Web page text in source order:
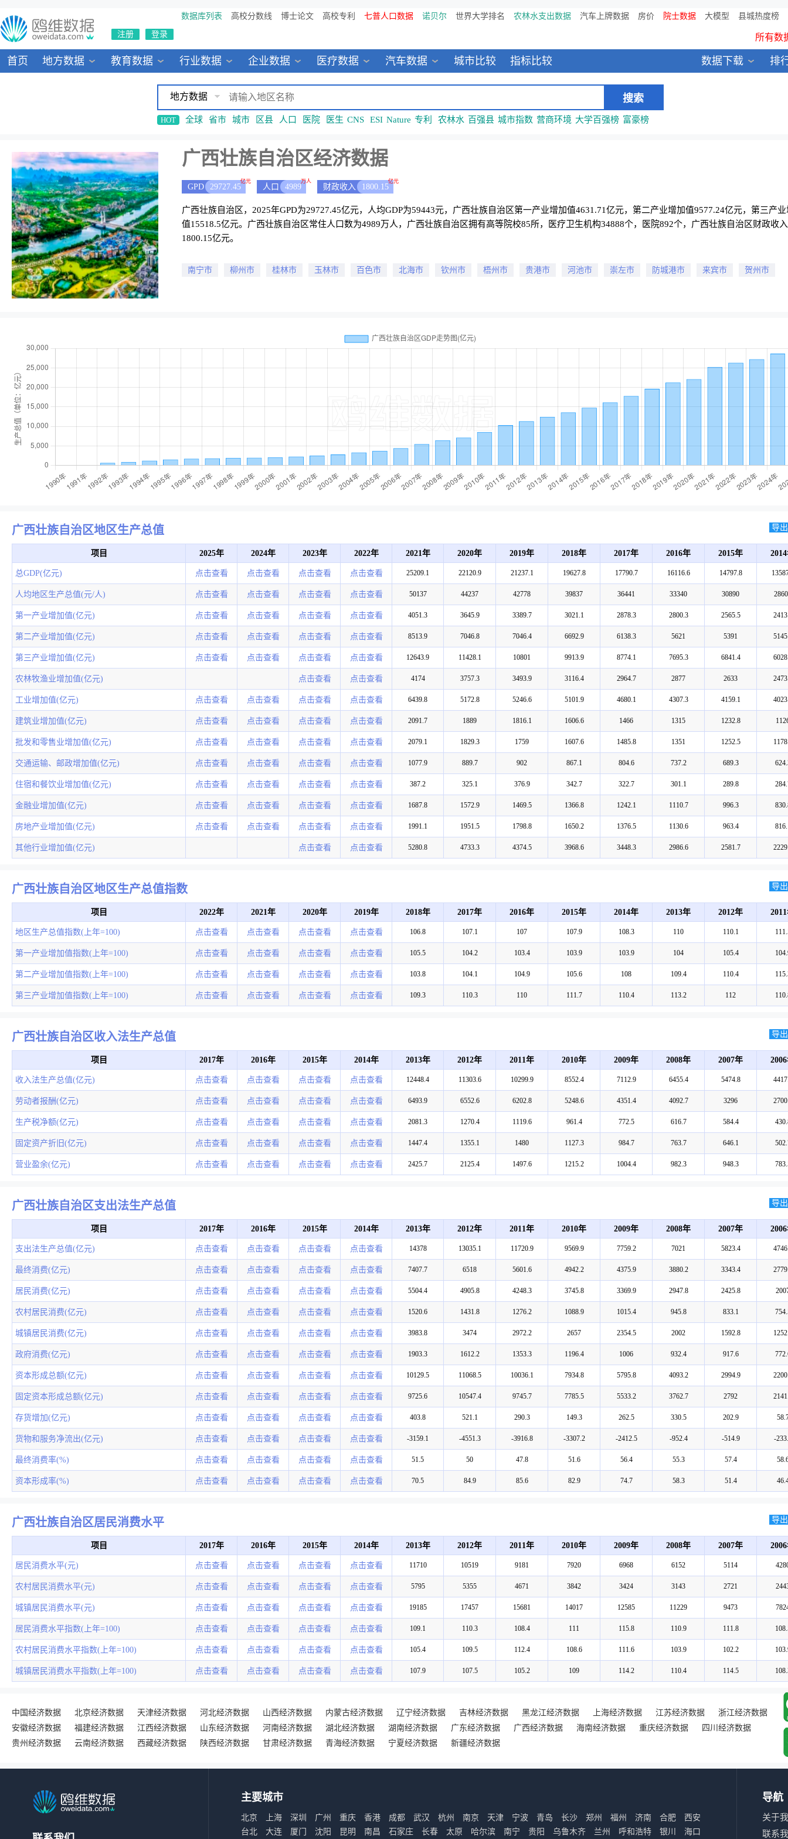
数据库列表 高校分数线 博士论文 高校专利 七普人口数据 诺贝尔 世界大学排名 农林水支出数据 汽车上牌数据 房价 院士数据 大模型 县城热度榜
注册 登录
鸥维数据发布：2024中国大
所有数
全新医院库 包含11万多医疗
首页 地方数据 教育数据 行业数据 企业数据 医疗数据 汽车数据 城市比较 指标比较 排
数据下载
地方数据
HOT 全球 省市 城市 区县 人口 医院 医生 CNS ESI Nature 专利 农林水 百强县 城市指数 营商环境 大学百强榜 富豪榜
广西壮族自治区经济数据
GPD 29727.45
亿元
人口 4989
万人
财政收入 1800.15
亿元
广西壮族自治区，2025年GPD为29727.45亿元，人均GDP为59443元，广西壮族自治区第一产业增加值4631.71亿元，第二产业增加值9577.24亿元，第三产
值15518.5亿元。广西壮族自治区常住人口数为4989万人，广西壮族自治区拥有高等院校85所，医疗卫生机构34888个，医院892个，广西壮族自治区财政收
1800.15亿元。
南宁市 柳州市 桂林市 玉林市 百色市 北海市 钦州市 梧州市 贵港市 河池市 崇左市 防城港市 来宾市 贺州市
广西壮族自治区地区生产总值 导
项目 2025年 2024年 2023年 2022年 2021年 2020年 2019年 2018年 2017年 2016年 2015年
总GDP(亿元) 点击查看 点击查看 点击查看 点击查看 25209.1 22120.9 21237.1 19627.8 17790.7 16116.6 14797.8
人均地区生产总值(元/人) 点击查看 点击查看 点击查看 点击查看 50137 44237 42778 39837 36441 33340 30890
第一产业增加值(亿元) 点击查看 点击查看 点击查看 点击查看 4051.3 3645.9 3389.7 3021.1 2878.3 2800.3 2565.5
第二产业增加值(亿元) 点击查看 点击查看 点击查看 点击查看 8513.9 7046.8 7046.4 6692.9 6138.3 5621 5391
第三产业增加值(亿元) 点击查看 点击查看 点击查看 点击查看 12643.9 11428.1 10801 9913.9 8774.1 7695.3 6841.4
农林牧渔业增加值(亿元) 点击查看 点击查看 4174 3757.3 3493.9 3116.4 2964.7 2877 2633
工业增加值(亿元) 点击查看 点击查看 点击查看 点击查看 6439.8 5172.8 5246.6 5101.9 4680.1 4307.3 4159.1
建筑业增加值(亿元) 点击查看 点击查看 点击查看 点击查看 2091.7 1889 1816.1 1606.6 1466 1315 1232.8
批发和零售业增加值(亿元) 点击查看 点击查看 点击查看 点击查看 2079.1 1829.3 1759 1607.6 1485.8 1351 1252.5
交通运输、邮政增加值(亿元) 点击查看 点击查看 点击查看 点击查看 1077.9 889.7 902 867.1 804.6 737.2 689.3
住宿和餐饮业增加值(亿元) 点击查看 点击查看 点击查看 点击查看 387.2 325.1 376.9 342.7 322.7 301.1 289.8
金融业增加值(亿元) 点击查看 点击查看 点击查看 点击查看 1687.8 1572.9 1469.5 1366.8 1242.1 1110.7 996.3
房地产业增加值(亿元) 点击查看 点击查看 点击查看 点击查看 1991.1 1951.5 1798.8 1650.2 1376.5 1130.6 963.4
其他行业增加值(亿元) 点击查看 点击查看 5280.8 4733.3 4374.5 3968.6 3448.3 2986.6 2581.7
广西壮族自治区地区生产总值指数 导
项目 2022年 2021年 2020年 2019年 2018年 2017年 2016年 2015年 2014年 2013年 2012年
地区生产总值指数(上年=100) 点击查看 点击查看 点击查看 点击查看 106.8 107.1 107 107.9 108.3 110 110.1
第一产业增加值指数(上年=100) 点击查看 点击查看 点击查看 点击查看 105.5 104.2 103.4 103.9 103.9 104 105.4
第二产业增加值指数(上年=100) 点击查看 点击查看 点击查看 点击查看 103.8 104.1 104.9 105.6 108 109.4 110.4
第三产业增加值指数(上年=100) 点击查看 点击查看 点击查看 点击查看 109.3 110.3 110 111.7 110.4 113.2 112
广西壮族自治区收入法生产总值 导
项目 2017年 2016年 2015年 2014年 2013年 2012年 2011年 2010年 2009年 2008年 2007年
收入法生产总值(亿元) 点击查看 点击查看 点击查看 点击查看 12448.4 11303.6 10299.9 8552.4 7112.9 6455.4 5474.8
劳动者报酬(亿元) 点击查看 点击查看 点击查看 点击查看 6493.9 6552.6 6202.8 5248.6 4351.4 4092.7 3296
生产税净额(亿元) 点击查看 点击查看 点击查看 点击查看 2081.3 1270.4 1119.6 961.4 772.5 616.7 584.4
固定资产折旧(亿元) 点击查看 点击查看 点击查看 点击查看 1447.4 1355.1 1480 1127.3 984.7 763.7 646.1
营业盈余(亿元) 点击查看 点击查看 点击查看 点击查看 2425.7 2125.4 1497.6 1215.2 1004.4 982.3 948.3
广西壮族自治区支出法生产总值 导
项目 2017年 2016年 2015年 2014年 2013年 2012年 2011年 2010年 2009年 2008年 2007年
支出法生产总值(亿元) 点击查看 点击查看 点击查看 点击查看 14378 13035.1 11720.9 9569.9 7759.2 7021 5823.4
最终消费(亿元) 点击查看 点击查看 点击查看 点击查看 7407.7 6518 5601.6 4942.2 4375.9 3880.2 3343.4
居民消费(亿元) 点击查看 点击查看 点击查看 点击查看 5504.4 4905.8 4248.3 3745.8 3369.9 2947.8 2425.8
农村居民消费(亿元) 点击查看 点击查看 点击查看 点击查看 1520.6 1431.8 1276.2 1088.9 1015.4 945.8 833.1
城镇居民消费(亿元) 点击查看 点击查看 点击查看 点击查看 3983.8 3474 2972.2 2657 2354.5 2002 1592.8
政府消费(亿元) 点击查看 点击查看 点击查看 点击查看 1903.3 1612.2 1353.3 1196.4 1006 932.4 917.6
资本形成总额(亿元) 点击查看 点击查看 点击查看 点击查看 10129.5 11068.5 10036.1 7934.8 5795.8 4093.2 2994.9
固定资本形成总额(亿元) 点击查看 点击查看 点击查看 点击查看 9725.6 10547.4 9745.7 7785.5 5533.2 3762.7 2792
存货增加(亿元) 点击查看 点击查看 点击查看 点击查看 403.8 521.1 290.3 149.3 262.5 330.5 202.9
货物和服务净流出(亿元) 点击查看 点击查看 点击查看 点击查看 -3159.1 -4551.3 -3916.8 -3307.2 -2412.5 -952.4 -514.9 -
最终消费率(%) 点击查看 点击查看 点击查看 点击查看 51.5 50 47.8 51.6 56.4 55.3 57.4
资本形成率(%) 点击查看 点击查看 点击查看 点击查看 70.5 84.9 85.6 82.9 74.7 58.3 51.4
广西壮族自治区居民消费水平 导
项目 2017年 2016年 2015年 2014年 2013年 2012年 2011年 2010年 2009年 2008年 2007年
居民消费水平(元) 点击查看 点击查看 点击查看 点击查看 11710 10519 9181 7920 6968 6152 5114
农村居民消费水平(元) 点击查看 点击查看 点击查看 点击查看 5795 5355 4671 3842 3424 3143 2721
城镇居民消费水平(元) 点击查看 点击查看 点击查看 点击查看 19185 17457 15681 14017 12585 11229 9473
居民消费水平指数(上年=100) 点击查看 点击查看 点击查看 点击查看 109.1 110.3 108.4 111 115.8 110.9 111.8
农村居民消费水平指数(上年=100) 点击查看 点击查看 点击查看 点击查看 105.4 109.5 112.4 108.6 111.6 103.9 102.2
城镇居民消费水平指数(上年=100) 点击查看 点击查看 点击查看 点击查看 107.9 107.5 105.2 109 114.2 110.4 114.5
中国经济数据 北京经济数据 天津经济数据 河北经济数据 山西经济数据 内蒙古经济数据 辽宁经济数据 吉林经济数据 黑龙江经济数据 上海经济数据 江苏经济数据
浙江经济数据
安徽经济数据
福建经济数据 江西经济数据 山东经济数据 河南经济数据 湖北经济数据 湖南经济数据 广东经济数据 广西经济数据 海南经济数据 重庆经济数据
四川经济数据
贵州经济数据
云南经济数据 西藏经济数据 陕西经济数据 甘肃经济数据 青海经济数据 宁夏经济数据 新疆经济数据
主要城市
北京 上海 深圳 广州 重庆 香港 成都 武汉 杭州 南京 天津 宁波 青岛 长沙 郑州 福州 济南 合肥
西安
台北
大连 厦门 沈阳 昆明 南昌 石家庄 长春 太原 哈尔滨 南宁 贵阳 乌鲁木齐 兰州 呼和浩特 银川 海口
导航
关于
联系